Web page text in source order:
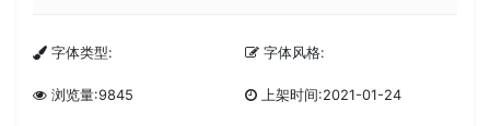
字体类型: 字体风格:
浏览量:9845 上架时间:2021-01-24